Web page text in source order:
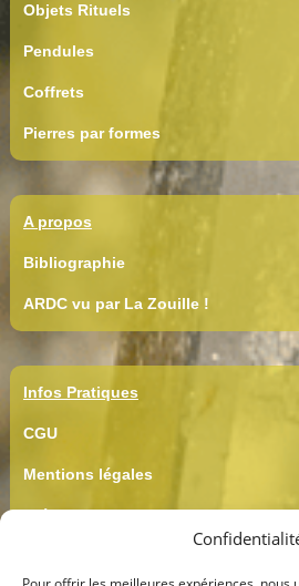
Objets Rituels
Pendules
Coffrets
Pierres par formes
A propos
Bibliographie
ARDC vu par La Zouille !
Infos Pratiques
CGU
Mentions légales
Crédits